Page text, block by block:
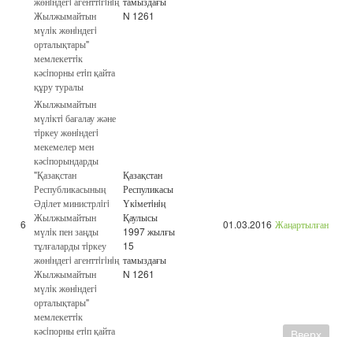
Жылжымайтын
мүлiк жөнiндегi
орталықтары"
мемлекеттiк
кәсiпорны етiп қайта
құру туралы
N 1261
6
Жылжымайтын
мүлiктi бағалау және
тiркеу жөнiндегi
мекемелер мен
кәсiпорындарды
"Қазақстан
Республикасының
Әдiлет министрлiгi
Жылжымайтын
мүлiк пен заңды
тұлғаларды тiркеу
жөнiндегi агенттiгiнiң
Жылжымайтын
мүлiк жөнiндегi
орталықтары"
мемлекеттiк
кәсiпорны етiп қайта
Қазақстан
Респуликасы
Үкiметiнiң
Қаулысы
1997 жылғы
15
тамыздағы
N 1261
01.03.2016 Жаңартылған